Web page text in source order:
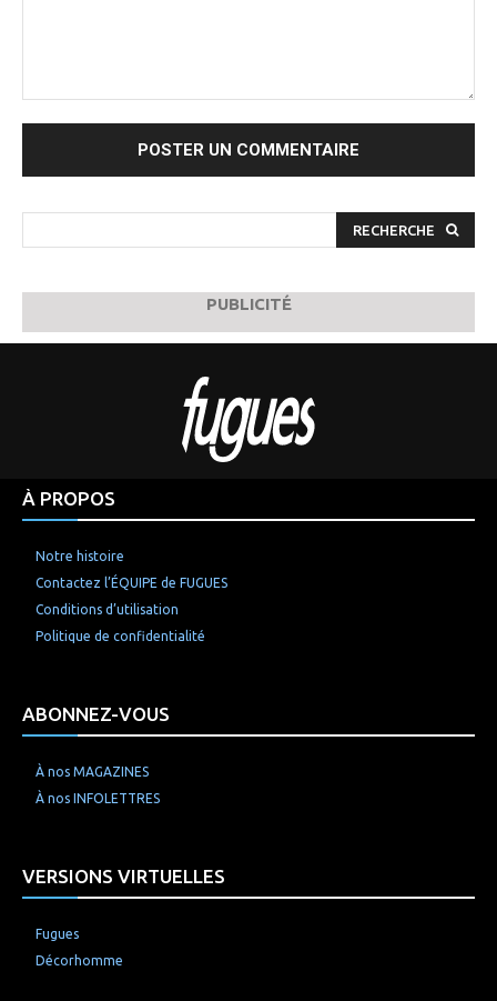
RECHERCHE
PUBLICITÉ
À PROPOS
Notre histoire
Contactez l’ÉQUIPE de FUGUES
Conditions d’utilisation
Politique de confidentialité
ABONNEZ-VOUS
À nos MAGAZINES
À nos INFOLETTRES
VERSIONS VIRTUELLES
Fugues
Décorhomme